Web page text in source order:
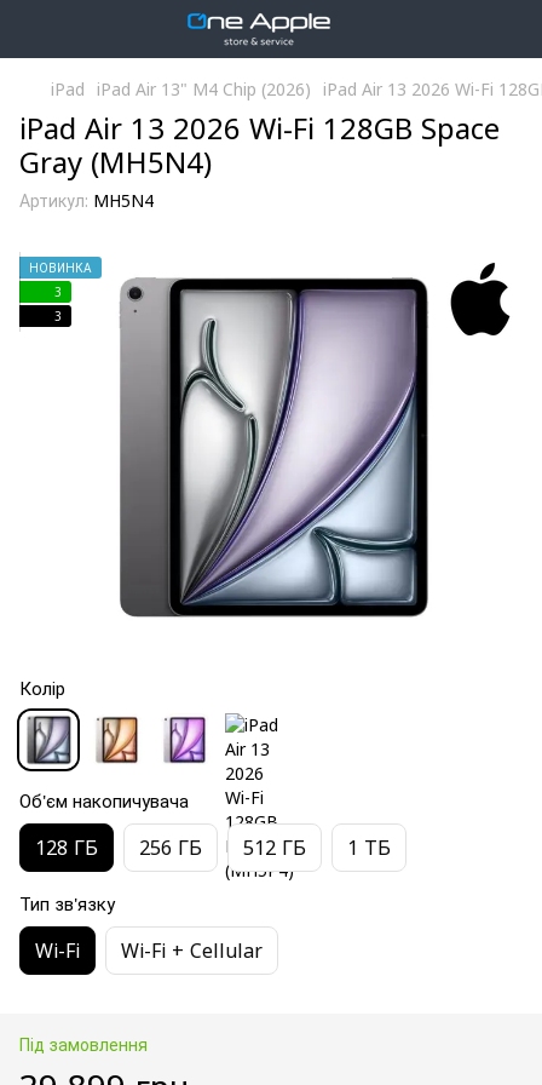
iPad iPad Air 13" M4 Chip (2026) iPad Air 13 2026 Wi-Fi
iPad Air 13 2026 Wi-Fi 128GB Space
Gray (MH5N4)
Артикул: MH5N4
НОВИНКА
3
3
Колір
Об'єм накопичувача
128 ГБ 256 ГБ 512 ГБ 1 ТБ
Тип зв'язку
Wi-Fi Wi-Fi + Cellular
Під замовлення